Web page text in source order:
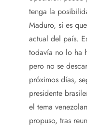
tenga la
Maduro, si es
actual del país.
todavía no lo ha
pero no se
próximos días,
presidente
el tema
propuso, tras